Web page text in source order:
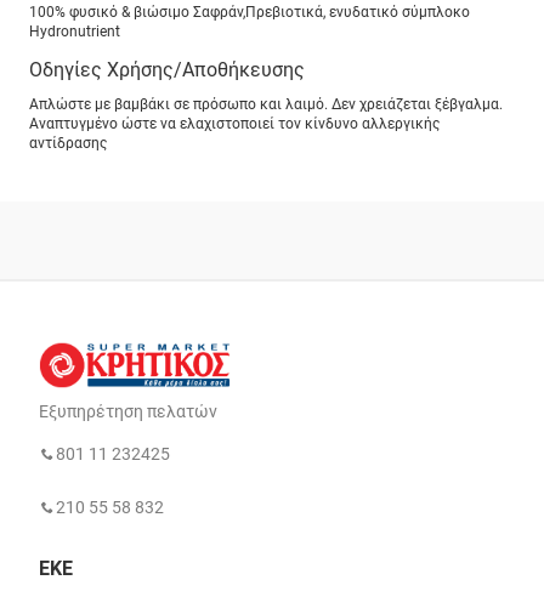
100% φυσικό & βιώσιμο Σαφράν,Πρεβιοτικά, ενυδατικό σύμπλοκο
Hydronutrient
Οδηγίες Χρήσης/Αποθήκευσης
Απλώστε με βαμβάκι σε πρόσωπο και λαιμό. Δεν χρειάζεται ξέβγαλμα.
Αναπτυγμένο ώστε να ελαχιστοποιεί τον κίνδυνο αλλεργικής
αντίδρασης
Εξυπηρέτηση πελατών
801 11 232425
210 55 58 832
ΕΚΕ